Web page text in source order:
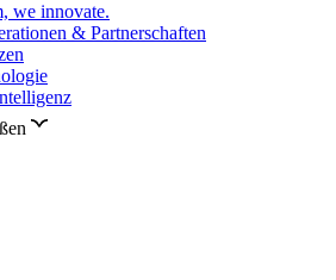
we innovate.
& Partnerschaften